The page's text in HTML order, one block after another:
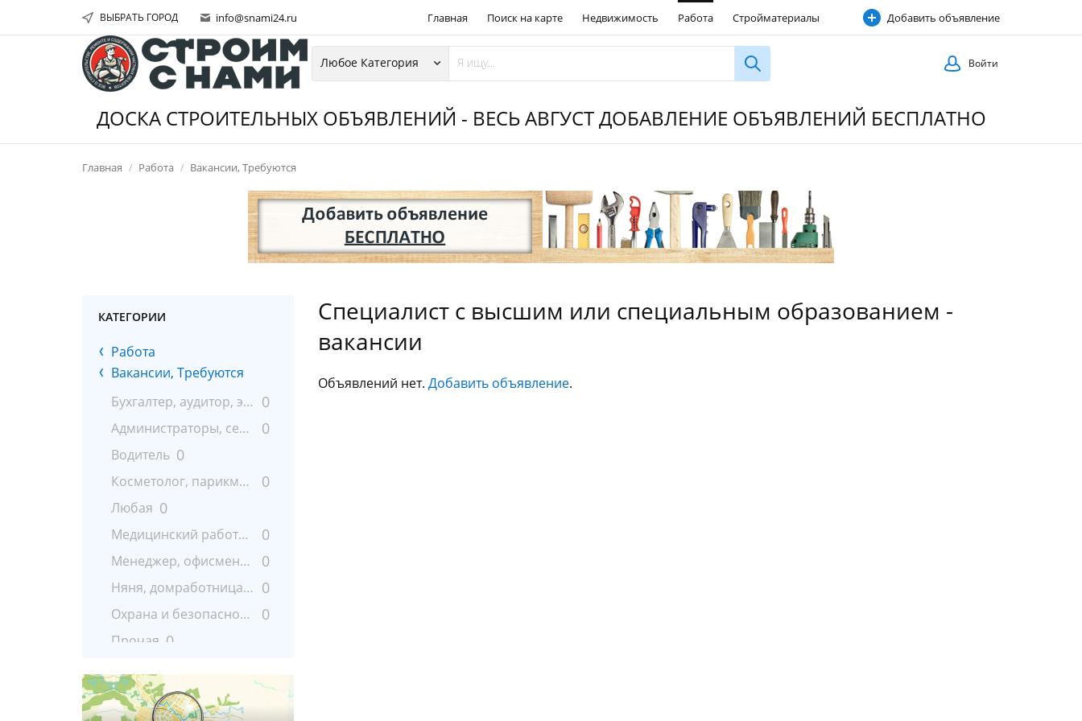
ВЫБРАТЬ ГОРОД info@snami24.ru Главная Поиск на карте Недвижимость Работа Стройматериалы
Строительные услуги
Добавить объявление
Войти
ДОСКА СТРОИТЕЛЬНЫХ ОБЪЯВЛЕНИЙ - ВЕСЬ АВГУСТ ДОБАВЛЕНИЕ ОБЪЯВЛЕНИЙ БЕСПЛАТНО
Главная Работа Вакансии, Требуются
КАТЕГОРИИ
Работа
Вакансии, Требуются
Бухгалтер, аудитор, экономист 0
Администраторы, секретари 0
Водитель 0
Косметолог, парикмахер, массажист 0
Любая 0
Медицинский работник 0
Менеджер, офисменеджер 0
Няня, домработница, сиделка, гувернантка 0
Охрана и безопасность 0
Прочая 0
Работник автосервиса 0
Специалист с высшим или специальным образованием -
вакансии
Объявлений нет. Добавить объявление.